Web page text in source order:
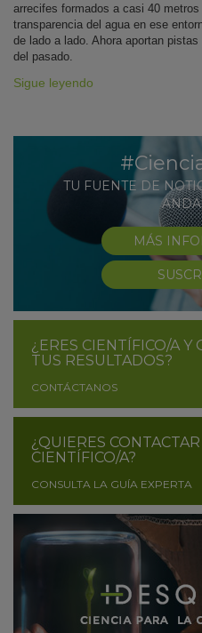
arrecifes formados a casi 40
transparencia del agua en ese
de lado a lado. Ahora aportan
del pasado.
Sigue leyendo
TU FUENTE DE
MÁS
¿ERES CIENTÍFICO/A Y
TUS RESULTADOS?
CONTÁCTANOS
¿QUIERES
CIENTÍFICO/A?
CONSULTA LA GUÍA EXPERTA